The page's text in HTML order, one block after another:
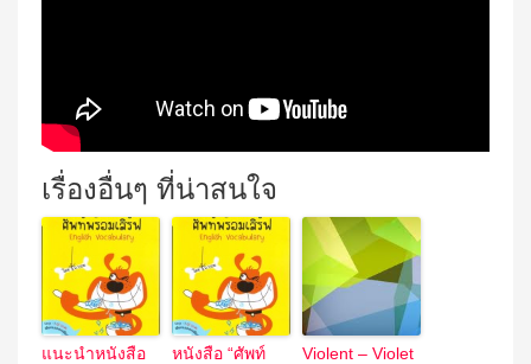
เรื่องอื่นๆ ที่น่าสนใจ
แนะนำหนังสือ
หนังสือ “ศัพท์
Violent – Violet